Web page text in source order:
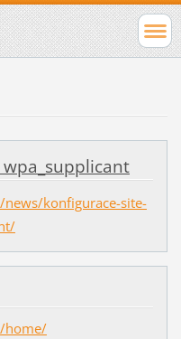
konfigurace-site-
home/